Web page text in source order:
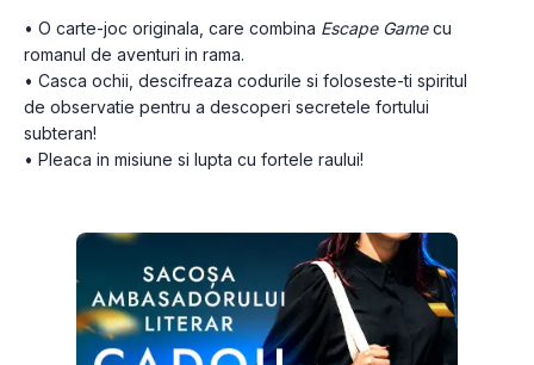
• O carte-joc originala, care combina Escape Game cu
romanul de aventuri in rama.
• Casca ochii, descifreaza codurile si foloseste-ti spiritul
de observatie pentru a descoperi secretele fortului
subteran!
• Pleaca in misiune si lupta cu fortele raului!